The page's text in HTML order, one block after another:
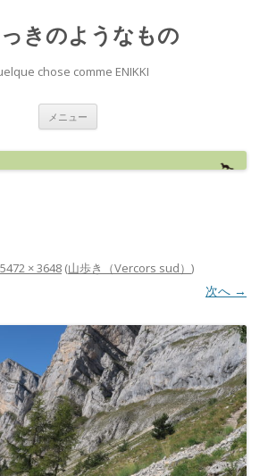
きのようなもの
chose comme ENIKKI
メニュー
ン
へ
5472 × 3648 (山歩き（Vercors sud） )
次へ →